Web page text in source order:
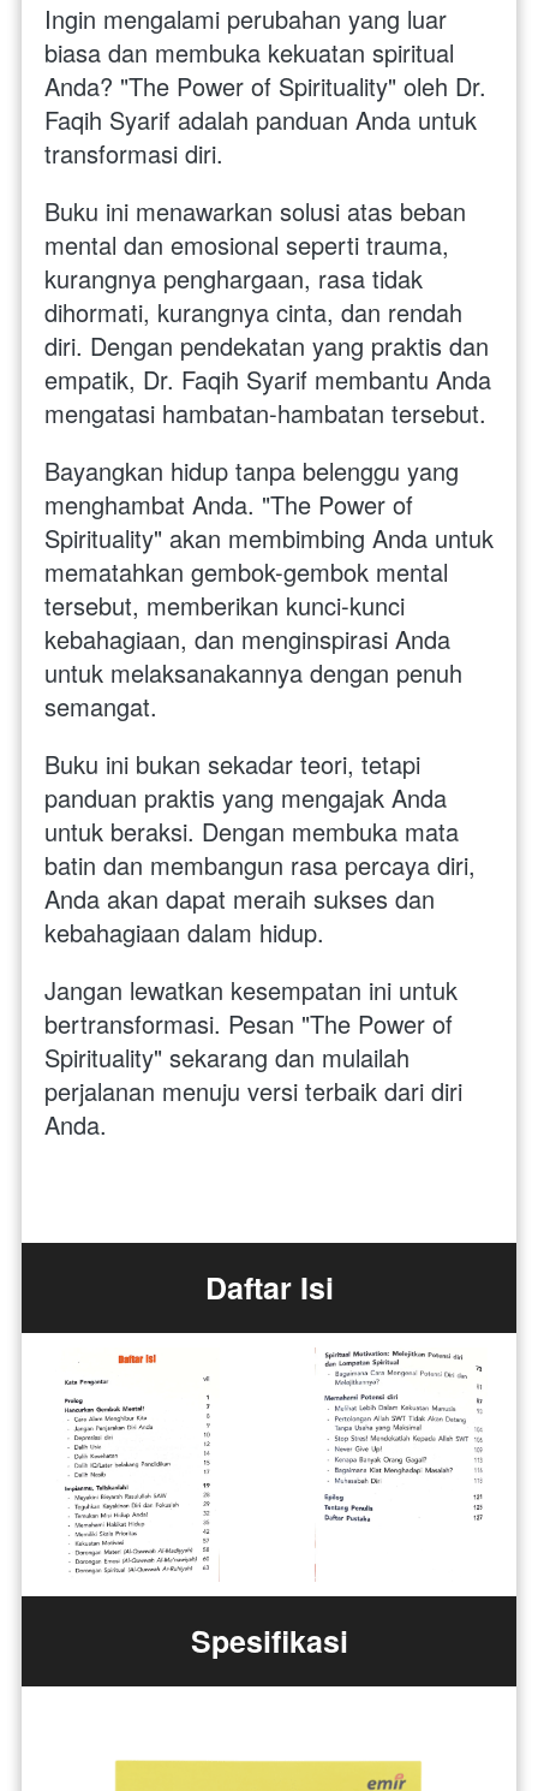
Ingin mengalami perubahan yang luar
biasa dan membuka kekuatan spiritual
Anda? "The Power of Spirituality" oleh Dr.
Faqih Syarif adalah panduan Anda untuk
transformasi diri.
Buku ini menawarkan solusi atas beban
mental dan emosional seperti trauma,
kurangnya penghargaan, rasa tidak
dihormati, kurangnya cinta, dan rendah
diri. Dengan pendekatan yang praktis dan
empatik, Dr. Faqih Syarif membantu Anda
mengatasi hambatan-hambatan tersebut.
Bayangkan hidup tanpa belenggu yang
menghambat Anda. "The Power of
Spirituality" akan membimbing Anda untuk
mematahkan gembok-gembok mental
tersebut, memberikan kunci-kunci
kebahagiaan, dan menginspirasi Anda
untuk melaksanakannya dengan penuh
semangat.
Buku ini bukan sekadar teori, tetapi
panduan praktis yang mengajak Anda
untuk beraksi. Dengan membuka mata
batin dan membangun rasa percaya diri,
Anda akan dapat meraih sukses dan
kebahagiaan dalam hidup.
Jangan lewatkan kesempatan ini untuk
bertransformasi. Pesan "The Power of
Spirituality" sekarang dan mulailah
perjalanan menuju versi terbaik dari diri
Anda.
Daftar Isi
Spesifikasi